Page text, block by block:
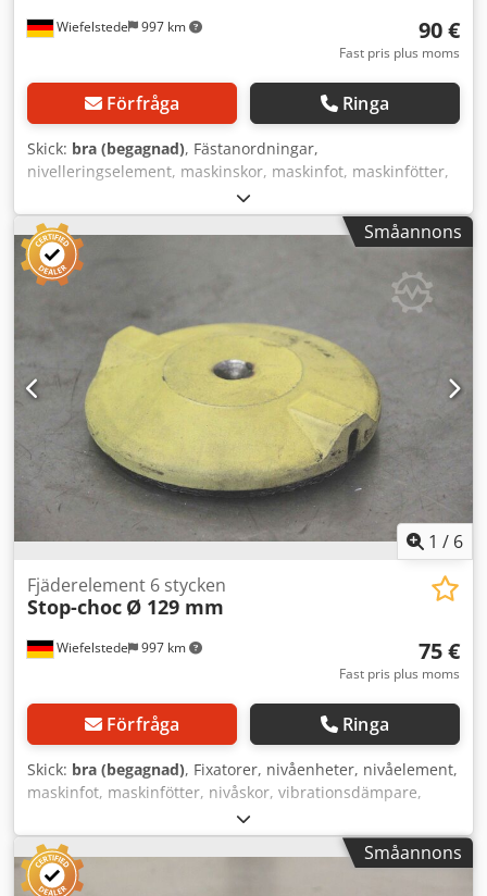
Wiefelstede 997 km 90 €
Fast pris plus moms
Förfråga Ringa
Skick: bra (begagnad), Fästanordningar,
nivelleringselement, maskinskor, maskinfot, maskinfötter,
nivelleringstoflor, maskinfundament, nivelleringstoffel,
kilskor, maskinstöd, nivelleringsfot, fjäderelement -
Tillverkare: Air Loc Schrepfer, 4 st nivelleringselement för
verktygsmaskiner och anläggningar -Typ: GLV 150 -
Bygghöjd: 30 mm Djdpfxev Rmmys Ahkokr -Pris: komplett -
Mått per styck: 145/145/H30 mm -Vikt: 1,7 kg/st
Småannons
1 / 6
Wiefelstede 997 km
Fjäderelement 6 stycken
Stop-choc Ø 129 mm
75 €
Fast pris plus moms
Förfråga Ringa
Skick: bra (begagnad), Fixatorer, nivåenheter, nivåelement,
maskinfot, maskinfötter, nivåskor, vibrationsdämpare,
fjäderelement - Tillverkare: Stop Choc, 6 stycken
vibrationsdämpare för verktygsmaskiner och anläggningar
- Typ: Ø 129 mm - Bygghöjd: 27 mm - Pris/försäljning:
komplett Dodpfx Ajgul Smshkokr - Vikt totalt: 9 kg
Småannons